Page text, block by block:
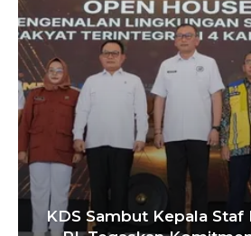
Tebang 10